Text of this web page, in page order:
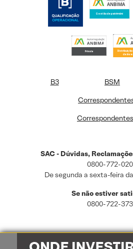
B3 BSM
SAC - Dúvidas,
0800-772-
De segunda a sexta-feira
Se não estiver
0800-722-
Este site usa cookies e dados pessoais de